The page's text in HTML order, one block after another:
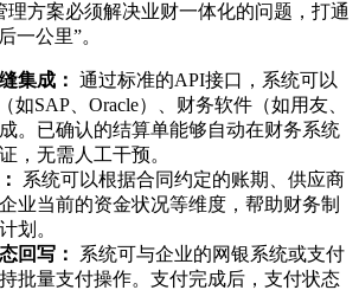
理方案必须解决业财一体化的问题，打通
一公里”。
集成： 通过标准的API接口，系统可以
如SAP、Oracle）、财务软件（如用友、
。已确认的结算单能够自动在财务系统
，无需人工干预。
系统可以根据合同约定的账期、供应商
业当前的资金状况等维度，帮助财务制
划。
回写：
系统可与企业的网银系统或支付
批量支付操作。支付完成后，支付状态